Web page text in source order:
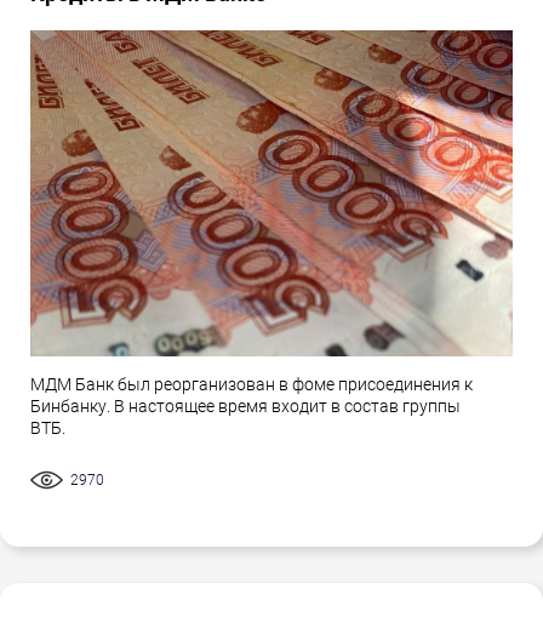
МДМ Банк был реорганизован в фоме присоединения к
Бинбанку. В настоящее время входит в состав группы
ВТБ.
2970